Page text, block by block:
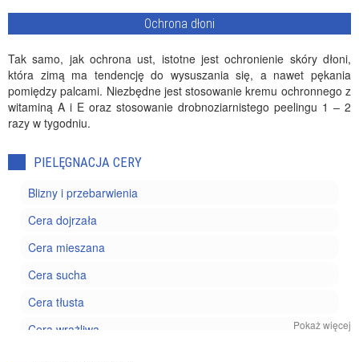
Ochrona dłoni
Tak samo, jak ochrona ust, istotne jest ochronienie skóry dłoni,
która zimą ma tendencję do wysuszania się, a nawet pękania
pomiędzy palcami. Niezbędne jest stosowanie kremu ochronnego z
witaminą A i E oraz stosowanie drobnoziarnistego peelingu 1 – 2
razy w tygodniu.
PIELĘGNACJA CERY
Blizny i przebarwienia
Cera dojrzała
Cera mieszana
Cera sucha
Cera tłusta
Cera wrażliwa
Pokaż więcej